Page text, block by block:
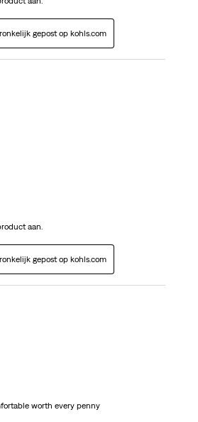
gepost op kohls.com
aan.
gepost op kohls.com
worth every penny